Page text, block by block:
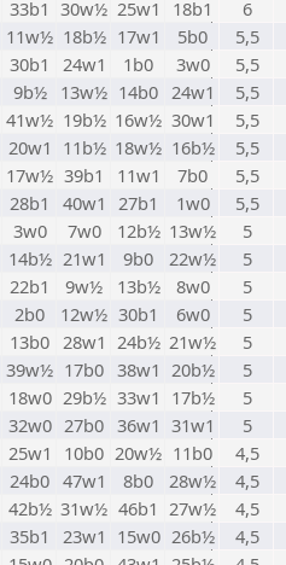
33b1 30w½ 25w1 18b1 6
11w½ 18b½ 17w1 5b0 5,5
30b1 24w1 1b0 3w0 5,5
9b½ 13w½ 14b0 24w1 5,5
41w½ 19b½ 16w½ 30w1 5,5
20w1 11b½ 18w½ 16b½ 5,5
17w½ 39b1 11w1 7b0 5,5
28b1 40w1 27b1 1w0 5,5
3w0 7w0 12b½ 13w½ 5
14b½ 21w1 9b0 22w½ 5
22b1 9w½ 13b½ 8w0 5
2b0 12w½ 30b1 6w0 5
13b0 28w1 24b½ 21w½ 5
39w½ 17b0 38w1 20b½ 5
18w0 29b½ 33w1 17b½ 5
32w0 27b0 36w1 31w1 5
25w1 10b0 20w½ 11b0 4,5
24b0 47w1 8b0 28w½ 4,5
42b½ 31w½ 46b1 27w½ 4,5
35b1 23w1 15w0 26b½ 4,5